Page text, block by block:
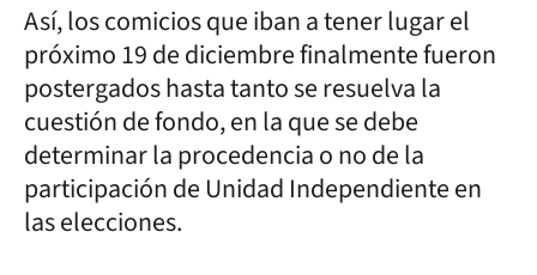
Así, los comicios que iban a tener lugar el
próximo 19 de diciembre finalmente fueron
postergados hasta tanto se resuelva la
cuestión de fondo, en la que se debe
determinar la procedencia o no de la
participación de Unidad Independiente en
las elecciones.